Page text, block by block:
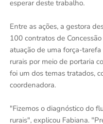
esperar deste trabalho.
Entre as ações, a gestora
100 contratos de
atuação de uma força-
rurais por meio de portaria
foi um dos temas tratados,
coordenadora.
"Fizemos o diagnóstico do
rurais", explicou Fabiana.